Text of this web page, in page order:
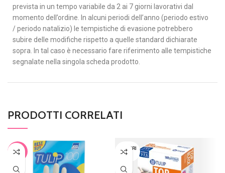
prevista in un tempo variabile da 2 ai 7 giorni lavorativi dal
momento dell’ordine. In alcuni periodi dell’anno (periodo estivo
/ periodo natalizio) le tempistiche di evasione potrebbero
subire delle modifiche rispetto a quelle standard dichiarate
sopra. In tal caso è necessario fare riferimento alle tempistiche
segnalate nella singola scheda prodotto.
PRODOTTI CORRELATI
-16%
ESAURI
TO